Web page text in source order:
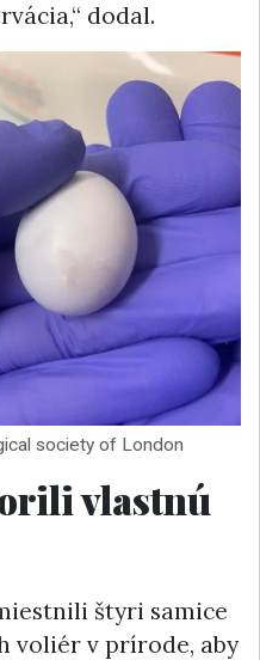
dodal.
society of London
vlastnú
štyri samice
voliér v prírode, aby